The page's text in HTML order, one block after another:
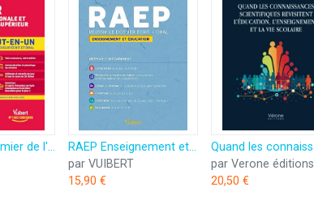
Concours Infirmier de l'Éducation nationale et de l'Enseignement supérieur - Tout-en-un: Concours 2025-2026
RAEP Enseignement et éducation - Dossier et entretien: Concours et examens - CAPES, CAPET, CAPLP, CPE
par VUIBERT
15,90 €
par Verone éditions
20,50 €